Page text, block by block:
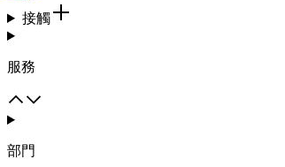
接觸
服務
部門